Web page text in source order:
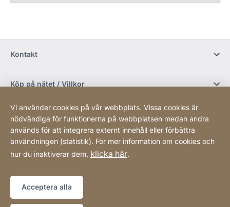
Kontakt
Köp på nätet / Villkor
Newsletter
Webbplats
[Website
information]
Sitemap
Vi använder cookies på vår webbplats. Vissa cookies är
nödvändiga för funktionerna på webbplatsen medan andra
används för att integrera externt innehåll eller förbättra
användningen (statistik). För mer information om cookies och
hur du inaktiverar dem, klicka här.
Acceptera alla